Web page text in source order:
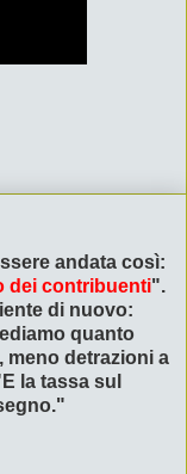
andata così:
dei contribuenti".
di nuovo:
quanto
meno detrazioni a
la tassa sul